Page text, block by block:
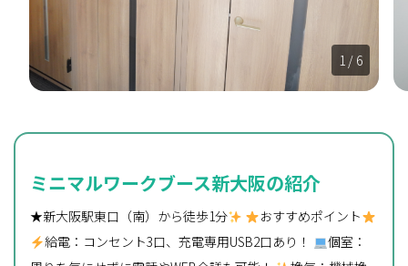
1 / 6
ミニマルワークブース新大阪の紹介
★新大阪駅東口（南）から徒歩1分
おすすめポイント
給電：コンセント3口、充電専用USB2口あり！
個室：